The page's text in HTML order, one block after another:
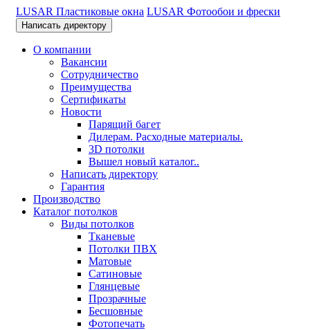
LUSAR Пластиковые окна LUSAR Фотообои и фрески
Написать директору
О компании
Вакансии
Сотрудничество
Преимущества
Сертификаты
Новости
Парящий багет
Дилерам. Расходные материалы.
3D потолки
Вышел новый каталог..
Написать директору
Гарантия
Производство
Каталог потолков
Виды потолков
Тканевые
Потолки ПВХ
Матовые
Сатиновые
Глянцевые
Прозрачные
Бесшовные
Фотопечать